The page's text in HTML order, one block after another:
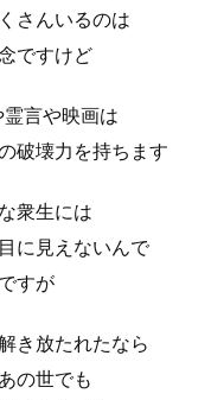
さんいるのは
ですけど
言や映画は
破壊力を持ちます
衆生には
に見えないんで
すが
き放たれたなら
の世でも